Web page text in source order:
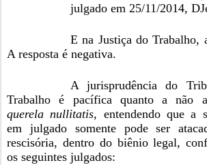
julgado em 25/11/2014,
E na Justiça do Trabalho,
A resposta é negativa.
A jurisprudência do
Trabalho é pacífica quanto a não
querela nullitatis, entendendo que a
em julgado somente pode ser
rescisória, dentro do biênio legal,
os seguintes julgados: